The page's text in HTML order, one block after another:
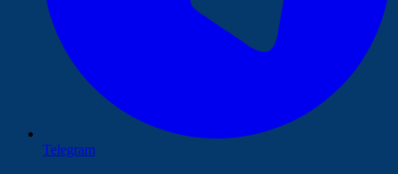
Telegram